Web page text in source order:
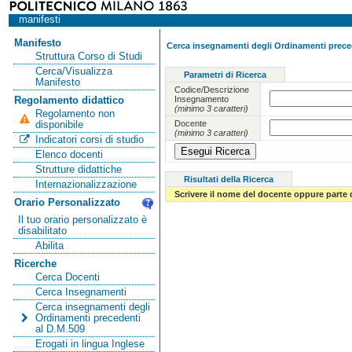
manifesti
Manifesto
Struttura Corso di Studi
Cerca/Visualizza
Manifesto
Regolamento didattico
Regolamento non
disponibile
Indicatori corsi di studio
Elenco docenti
Strutture didattiche
Internazionalizzazione
Orario Personalizzato
Il tuo orario personalizzato è
disabilitato
Abilita
Ricerche
Cerca Docenti
Cerca Insegnamenti
Cerca insegnamenti degli
Ordinamenti precedenti
al D.M.509
Erogati in lingua Inglese
Cerca insegnamenti degli Ordinamenti
Parametri di Ricerca
Codice/Descrizione
Insegnamento
(minimo 3 caratteri)
Docente
(minimo 3 caratteri)
Risultati della Ricerca
Scrivere il nome del docente oppure